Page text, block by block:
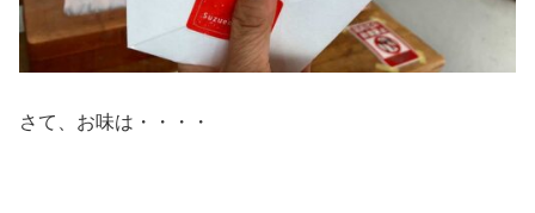
さて、お味は・・・・